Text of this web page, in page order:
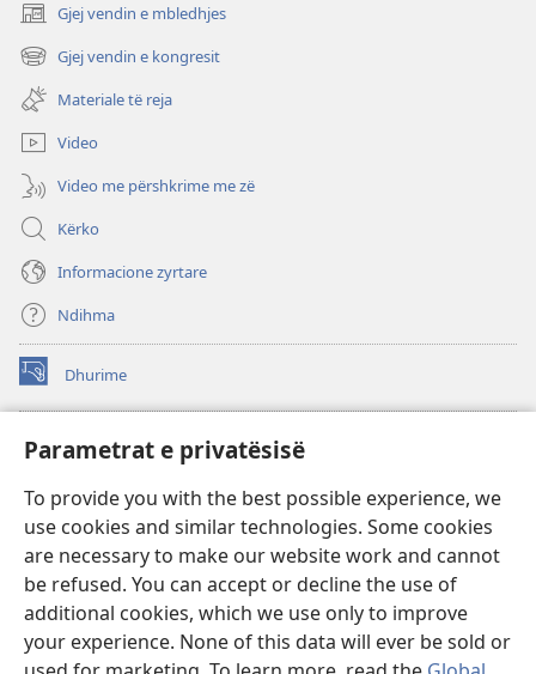
Parametrat e privatësisë
To provide you with the best possible experience, we
use cookies and similar technologies. Some cookies
are necessary to make our website work and cannot
be refused. You can accept or decline the use of
additional cookies, which we use only to improve
your experience. None of this data will ever be sold or
Gjej vendin e mbledhjes
(hap
dritare
të
re)
Gjej vendin e kongresit
(hap
dritare
të
re)
Materiale të reja
Video
Video me përshkrime me zë
Kërko
Informacione zyrtare
Ndihma
Dhurime
(hap
dritare
re)
BIBLIOTEKA ONLINE Watchtower
(hap
të
re)
JW Hub
(hap
dritare
të
re)
JW Library
Biblioteka Watchtower